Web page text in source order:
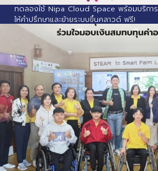
ทดลองใช้ Nipa Cloud Space พร้อมบริการ
ให้คำปรึกษาและย้ายระบบขึ้นคลาวด์ ฟรี!